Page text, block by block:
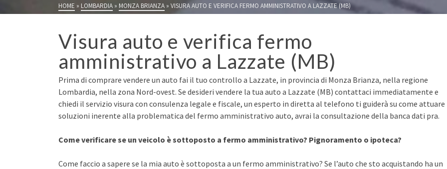
HOME » LOMBARDIA » MONZA BRIANZA » VISURA AUTO E VERIFICA FERMO AMMINISTRATIVO A LAZZATE (MB)
Visura auto e verifica fermo
amministrativo a Lazzate (MB)
Prima di comprare vendere un auto fai il tuo controllo a Lazzate, in provincia di Monza Brianza, nella regione
Lombardia, nella zona Nord-ovest. Se desideri vendere la tua auto a Lazzate (MB) contattaci immediatamente e
chiedi il servizio visura con consulenza legale e fiscale, un esperto in diretta al telefono ti guiderà su come attuare
soluzioni inerente alla problematica del fermo amministrativo auto, avrai la consultazione della banca dati pra.
Come verificare se un veicolo è sottoposto a fermo amministrativo? Pignoramento o ipoteca?
Come faccio a sapere se la mia auto è sottoposta a un fermo amministrativo? Se l’auto che sto acquistando ha un